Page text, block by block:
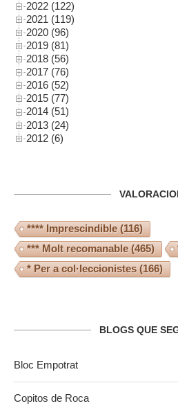
2022 (122)
2021 (119)
2020 (96)
2019 (81)
2018 (56)
2017 (76)
2016 (52)
2015 (77)
2014 (51)
2013 (24)
2012 (6)
**** Imprescindible(116)
*** Molt recomanable(465)
* Per a col·leccionistes (166)
BLOGS QUE
Bloc Empotrat
Copitos de Roca